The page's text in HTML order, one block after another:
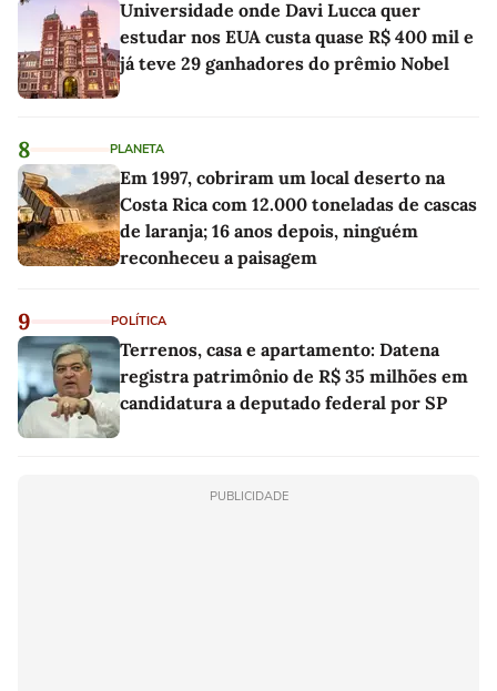
Universidade onde Davi Lucca quer
estudar nos EUA custa quase R$ 400 mil e
já teve 29 ganhadores do prêmio Nobel
8 PLANETA
Em 1997, cobriram um local deserto na
Costa Rica com 12.000 toneladas de cascas
de laranja; 16 anos depois, ninguém
reconheceu a paisagem
9 POLÍTICA
Terrenos, casa e apartamento: Datena
registra patrimônio de R$ 35 milhões em
candidatura a deputado federal por SP
PUBLICIDADE